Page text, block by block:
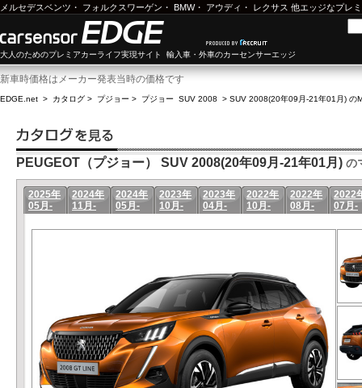
メルセデスベンツ ・ フォルクスワーゲン ・ BMW・ アウディ ・ レクサス 他エッジなプレ
大人のためのプレミアカーライフ実現サイト 輸入車・外車のカーセンサーエッジ
新車時価格はメーカー発表当時の価格です
EDGE.net > カタログ > プジョー > プジョー SUV 2008 > SUV 2008(20年09月-21年01月) の
PEUGEOT（プジョー） SUV 2008(20年09月-21年01月) の
2025年
05月-
2024年
11月-
2024年
05月-
2023年
10月-
2023年
04月-
2022年
10月-
2022年
08月-
2022
07月-